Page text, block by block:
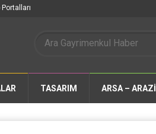
TASARIM ARSA – ARAZİ